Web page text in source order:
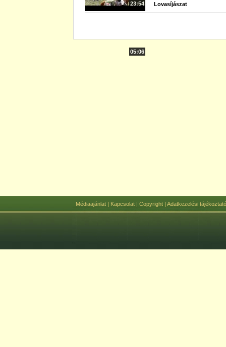
23:54
05:06
Lovasíjászat
Médiaajánlat| Kapcsolat| Copyright| Adatkezelési tájékoztató